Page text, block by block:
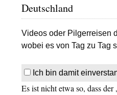
Deutschland
Videos oder Pilgerreisen
wobei es von Tag zu Tag
Ich bin damit
Es ist nicht etwa so, dass